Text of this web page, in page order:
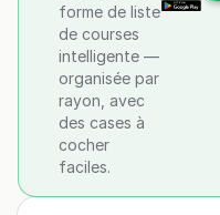
forme de liste
de courses
intelligente —
organisée par
rayon, avec
des cases à
cocher
faciles.